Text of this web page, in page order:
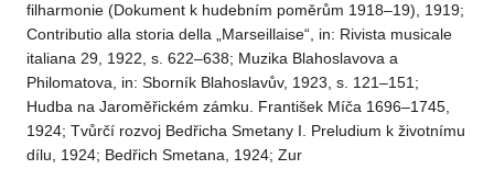
filharmonie (Dokument k hudebním poměrům 1918–19), 1919;
Contributio alla storia della „Marseillaise“, in: Rivista musicale
italiana 29, 1922, s. 622–638; Muzika Blahoslavova a
Philomatova, in: Sborník Blahoslavův, 1923, s. 121–151;
Hudba na Jaroměřickém zámku. František Míča 1696–1745,
1924; Tvůrčí rozvoj Bedřicha Smetany I. Preludium k životnímu
dílu, 1924; Bedřich Smetana, 1924; Zur